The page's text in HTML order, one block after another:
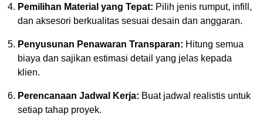
Pemilihan Material yang Tepat: Pilih jenis rumput, infill,
dan aksesori berkualitas sesuai desain dan anggaran.
Penyusunan Penawaran Transparan: Hitung semua
biaya dan sajikan estimasi detail yang jelas kepada
klien.
Perencanaan Jadwal Kerja: Buat jadwal realistis untuk
setiap tahap proyek.